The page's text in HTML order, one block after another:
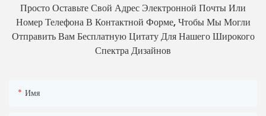
Просто Оставьте Свой Адрес Электронной Почты Или
Номер Телефона В Контактной Форме, Чтобы Мы Могли
Отправить Вам Бесплатную Цитату Для Нашего Широкого
Спектра Дизайнов
Имя